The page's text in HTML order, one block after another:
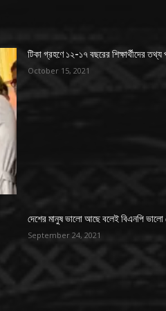
টিকা গ্রহণে ১২-১৭ বছরের শিক্ষার্থীদের তথ্য
October 15, 2021
দেশের মানুষ ভালো আছে বলেই বিএনপি ভালো
September 24, 2021